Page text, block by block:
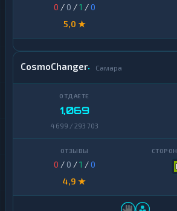
0 / 0 /1 /0
5,0 ★
CosmoChanger Самара
1,069
4 699 / 293 703
0 / 0 /1 /0
4,9 ★